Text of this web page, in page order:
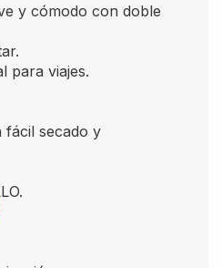
y cómodo con doble
para viajes.
fácil secado y